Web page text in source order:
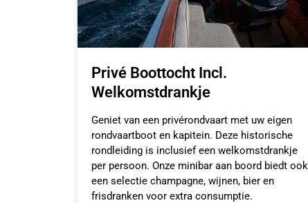
Privé Boottocht Incl.
Welkomstdrankje
Geniet van een privérondvaart met uw eigen
rondvaartboot en kapitein. Deze historische
rondleiding is inclusief een welkomstdrankje
per persoon. Onze minibar aan boord biedt ook
een selectie champagne, wijnen, bier en
frisdranken voor extra consumptie.